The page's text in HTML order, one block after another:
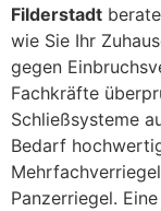
Filderstadt
wie Sie Ihr
gegen
Fachkräfte
Schließsysteme
Bedarf
Panzerriegel.